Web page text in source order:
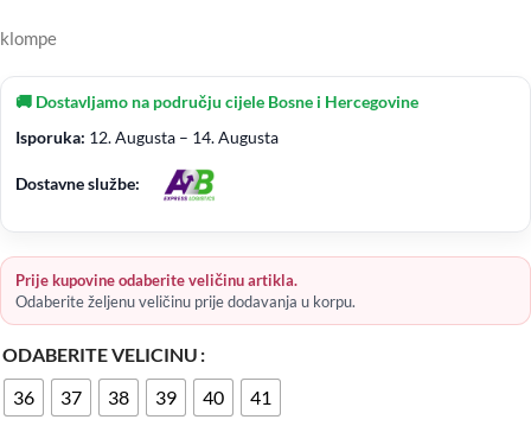
klompe
🚚 Dostavljamo na području cijele Bosne i Hercegovine
Isporuka: 12. Augusta – 14. Augusta
Dostavne službe:
Prije kupovine odaberite veličinu artikla.
Odaberite željenu veličinu prije dodavanja u korpu.
ODABERITE VELICINU
36
37 38 39 40 41